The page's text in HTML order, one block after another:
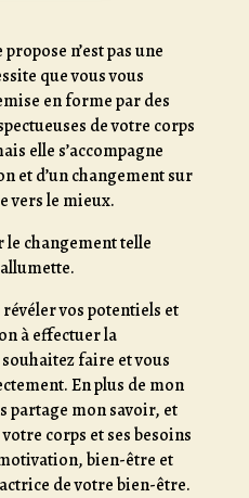
n’est pas une
que vous vous
en forme par des
de votre corps
elle s’accompagne
et d’un changement sur
vers le mieux.
le changement telle
vos potentiels et
à effectuer la
faire et vous
En plus de mon
partage mon savoir, et
corps et ses besoins
bien-être et
de votre bien-être.